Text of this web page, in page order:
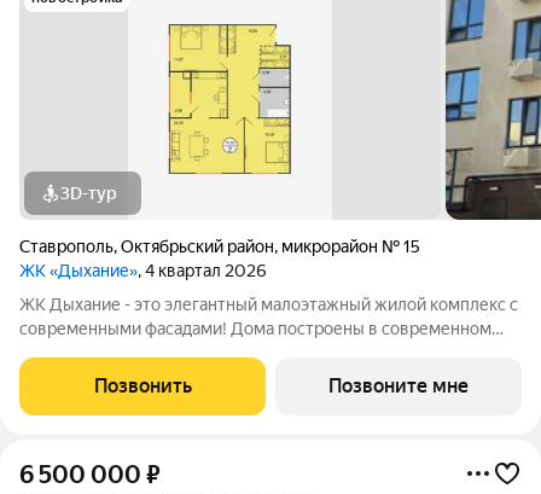
3D-тур
Ставрополь,Октябрьский район, микрорайон № 15
ЖК «Дыхание», 4 квартал 2026
ЖК Дыхание - это элегантный малоэтажный жилой комплекс с
современными фасадами! Дома построены в современном
разнообразие планировочных решений призвано
удовлетворить даже самого взыскательного
Позвонить Позвоните мне
6 500 000 ₽